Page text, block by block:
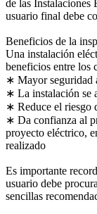
de las Instalaciones
usuario final debe
Beneficios de la
Una instalación
beneficios entre los
∗ Mayor seguridad
∗ La instalación se
∗ Reduce el riesgo
∗ Da confianza al
proyecto eléctrico,
realizado
Es importante
usuario debe
sencillas